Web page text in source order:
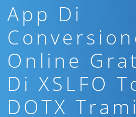
App Di
Online
Di XSLFO
DOTX